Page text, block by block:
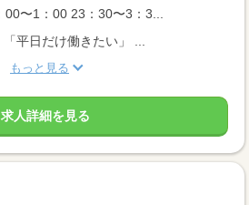
00〜1：00 23：30〜3：3...
「平日だけ働きたい」 ...
もっと見る
求人詳細を見る